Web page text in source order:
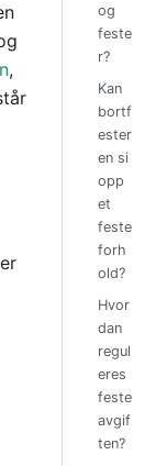
,
og
feste
r?
Kan
bortf
ester
en si
opp
et
feste
forh
old?
Hvor
dan
regul
eres
feste
avgif
ten?